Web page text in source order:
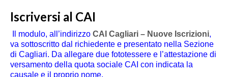
Iscriversi al CAI
Il modulo, all’indirizzo CAI Cagliari – Nuove Iscrizioni,
va sottoscritto dal richiedente e presentato nella Sezione
di Cagliari. Da allegare due fototessere e l’attestazione di
versamento della quota sociale CAI con indicata la
causale e il proprio nome.